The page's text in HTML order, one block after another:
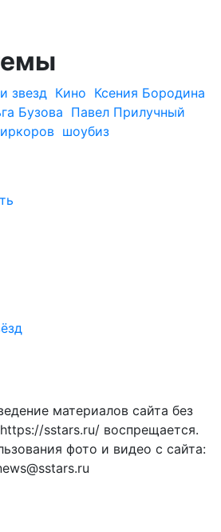
звезд Кино Ксения Бородина
Бузова
Павел Прилучный
шоубиз
материалов сайта без
sstars.ru/ воспрещается.
фото и видео с сайта: